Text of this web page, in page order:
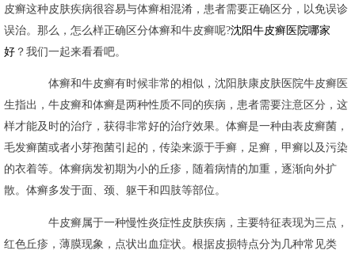
皮癣这种皮肤疾病很容易与体癣相混淆，患者需要正确区分，以免误诊
误治。那么，怎么样正确区分体癣和牛皮癣呢?沈阳牛皮癣医院哪家
好 ？我们一起来看看吧。
体癣和牛皮癣有时候非常的相似，沈阳肤康皮肤医院牛皮癣医
生指出，牛皮癣和体癣是两种性质不同的疾病，患者需要注意区分，这
样才能及时的治疗，获得非常好的治疗效果。体癣是一种由表皮癣菌，
毛发癣菌或者小芽孢菌引起的，传染来源于手癣，足癣，甲癣以及污染
的衣着等。体癣病发初期为小的丘疹，随着病情的加重，逐渐向外扩
散。体癣多发于面、颈、躯干和四肢等部位。
牛皮癣属于一种慢性炎症性皮肤疾病，主要特征表现为三点，
红色丘疹，薄膜现象，点状出血症状。根据皮损特点分为几种常见类